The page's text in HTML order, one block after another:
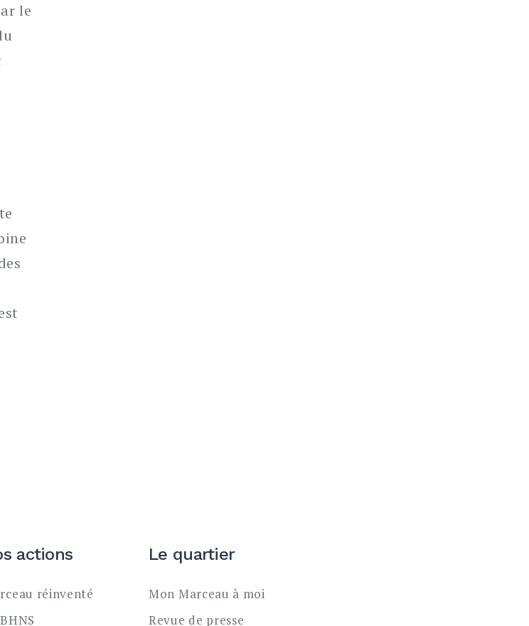
le
actions
réinventé
Le quartier
Mon Marceau à moi
Revue de presse